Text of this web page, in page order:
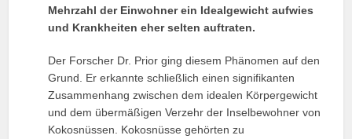
Mehrzahl der Einwohner ein Idealgewicht aufwies
und Krankheiten eher selten auftraten.
Der Forscher Dr. Prior ging diesem Phänomen auf den
Grund. Er erkannte schließlich einen signifikanten
Zusammenhang zwischen dem idealen Körpergewicht
und dem übermäßigen Verzehr der Inselbewohner von
Kokosnüssen. Kokosnüsse gehörten zu